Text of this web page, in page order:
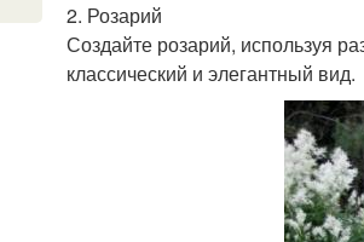
2. Розарий
Создайте розарий, используя
классический и элегантный вид.